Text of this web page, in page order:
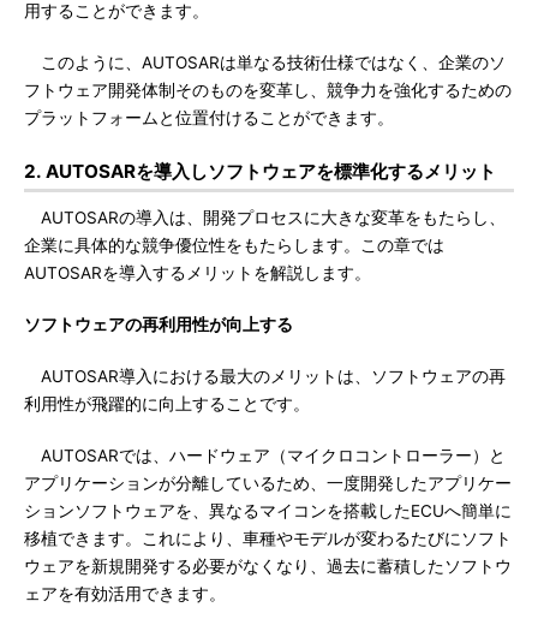
用することができます。
このように、AUTOSARは単なる技術仕様ではなく、企業のソ
フトウェア開発体制そのものを変革し、競争力を強化するための
プラットフォームと位置付けることができます。
2. AUTOSARを導入しソフトウェアを標準化するメリット
AUTOSARの導入は、開発プロセスに大きな変革をもたらし、
企業に具体的な競争優位性をもたらします。この章では
AUTOSARを導入するメリットを解説します。
ソフトウェアの再利用性が向上する
AUTOSAR導入における最大のメリットは、ソフトウェアの再
利用性が飛躍的に向上することです。
AUTOSARでは、ハードウェア（マイクロコントローラー）と
アプリケーションが分離しているため、一度開発したアプリケー
ションソフトウェアを、異なるマイコンを搭載したECUへ簡単に
移植できます。これにより、車種やモデルが変わるたびにソフト
ウェアを新規開発する必要がなくなり、過去に蓄積したソフトウ
ェアを有効活用できます。